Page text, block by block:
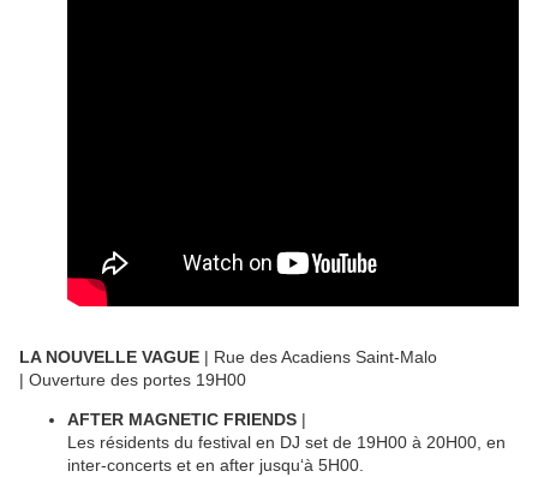
LA NOUVELLE VAGUE | Rue des Acadiens Saint-Malo
| Ouverture des portes 19H00
AFTER MAGNETIC FRIENDS |
Les résidents du festival en DJ set de 19H00 à 20H00, en
inter-concerts et en after jusqu‘à 5H00.